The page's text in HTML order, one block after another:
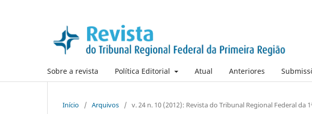
Sobre a revista Política Editorial Atual Anteriores
Início / Arquivos / v. 24 n. 10 (2012): Revista do Tribunal Regional Federal da